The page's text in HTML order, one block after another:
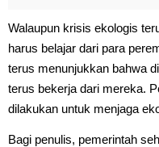
Walaupun krisis ekologis
harus belajar dari para
terus menunjukkan bahwa
terus bekerja dari mereka.
dilakukan untuk menjaga
Bagi penulis, pemerintah